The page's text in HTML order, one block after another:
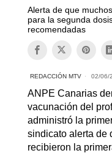
Alerta de que
para la segunda
recomendadas
REDACCIÓN MTV 02/06/
ANPE Canarias
vacunación del
administró la
sindicato alerta de
recibieron la